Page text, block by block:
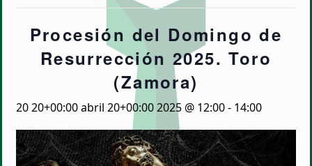
Procesión del Domingo de
Resurrección 2025. Toro
(Zamora)
20 20+00:00 abril 20+00:00 2025 @ 12:00- 14:00